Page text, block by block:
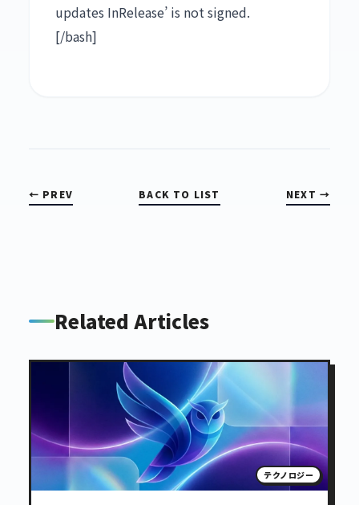
updates InRelease’ is not signed.
[/bash]
← PREV BACK TO LIST NEXT →
Related Articles
テクノロジー